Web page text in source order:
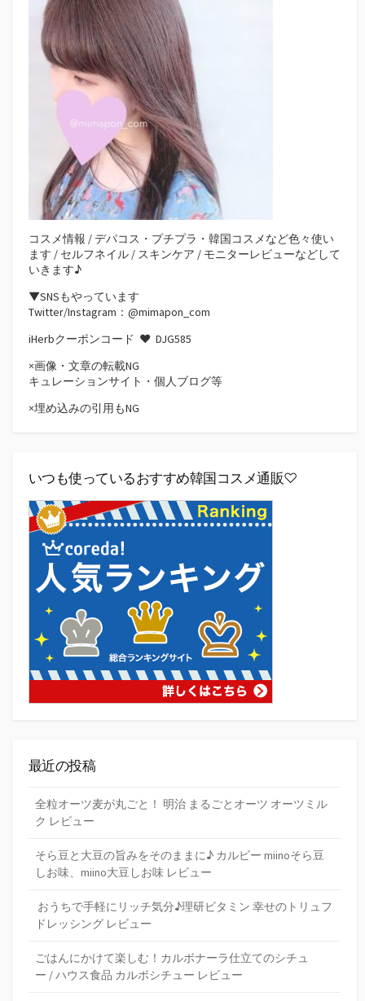
コスメ情報 / デパコス・プチプラ・韓国コスメなど色々使い
ます / セルフネイル / スキンケア / モニターレビューなどして
いきます♪
▼SNSもやっています
Twitter/Instagram：@mimapon_com
iHerbクーポンコード ♥ DJG585
×画像・文章の転載NG
キュレーションサイト・個人ブログ等
×埋め込みの引用もNG
いつも使っているおすすめ韓国コスメ通販♡
最近の投稿
全粒オーツ麦が丸ごと！ 明治 まるごとオーツ オーツミル
ク レビュー
そら豆と大豆の旨みをそのままに♪ カルビー miinoそら豆
しお味、miino大豆しお味 レビュー
おうちで手軽にリッチ気分♪理研ビタミン 幸せのトリュフ
ドレッシング レビュー
ごはんにかけて楽しむ！カルボナーラ仕立てのシチュ
ー / ハウス食品 カルボシチュー レビュー